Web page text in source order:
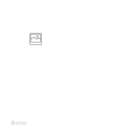
Фото